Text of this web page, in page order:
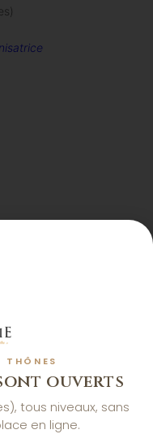
THÔNES
ouverts
tous niveaux, sans
en ligne.